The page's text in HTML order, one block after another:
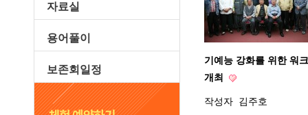
자료실
용어풀이
보존회일정
기예능 강화를 위한 워
개최
작성자 김주호